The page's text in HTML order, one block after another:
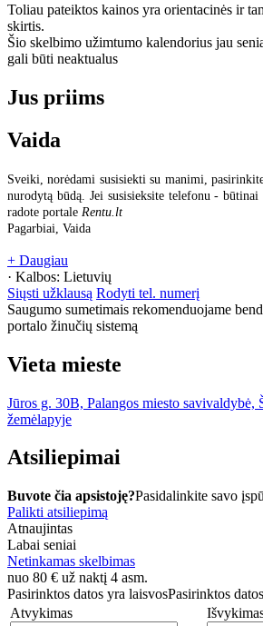
Toliau pateiktos kainos yra orientacinės ir
skirtis.
Šio skelbimo užimtumo kalendorius jau
gali būti neaktualus
Jus priims
Vaida
Sveiki, norėdami susisiekti su manimi,
nurodytą būdą. Jei susisieksite telefonu -
radote portale Rentu.lt
Pagarbiai, Vaida
+ Daugiau
· Kalbos: Lietuvių
Siųsti užklausą Rodyti tel. numerį
Saugumo sumetimais rekomenduojame
portalo žinučių sistemą
Vieta mieste
Jūros g. 30B, Palangos miesto savivaldybė,
žemėlapyje
Atsiliepimai
Buvote čia apsistoję?Pasidalinkite savo
Palikti atsiliepimą
Atnaujintas
Labai seniai
Netinkamas skelbimas
nuo 80 € už naktį 4 asm.
Pasirinktos datos yra laisvosPasirinktos
Atvykimas